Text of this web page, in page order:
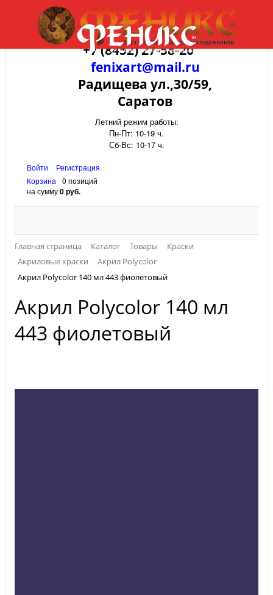
+7 (8452) 27-58-20
fenixart@mail.ru
Радищева ул.,30/59,
Саратов
Летний режим работы:
Пн-Пт: 10-19 ч.
Сб-Вс: 10-17 ч.
Войти
Регистрация
Корзина
0 позиций
на сумму0 руб.
Главная страница Каталог Товары
Краски
Акриловые краски
Акрил Polycolor
Акрил Polycolor 140 мл 443 фиолетовый
Акрил Polycolor 140 мл
443 фиолетовый